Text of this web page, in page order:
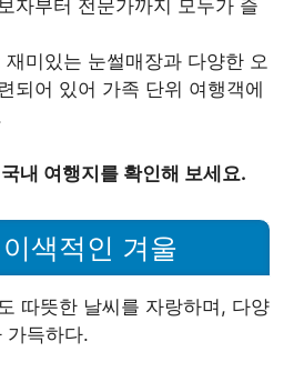
자부터 전문가까지 모두가 즐
재미있는 눈썰매장과 다양한 오
되어 있어 가족 단위 여행객에
내 여행지를 확인해 보세요.
색적인 겨울
따뜻한 날씨를 자랑하며, 다양
가득하다.